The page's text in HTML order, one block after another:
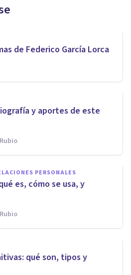
de Federico García Lorca
y aportes de este
PERSONALES
es, cómo se usa, y
qué son, tipos y